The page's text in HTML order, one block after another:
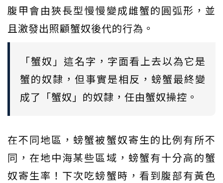
腹甲會由狹長型慢慢變成雌蟹的圓弧形，並
且激發出照顧蟹奴後代的行為。
「蟹奴」這名字，字面看上去以為它是
蟹的奴隸，但事實是相反，螃蟹最終變
成了「蟹奴」的奴隸，任由蟹奴操控。
在不同地區，螃蟹被蟹奴寄生的比例有所不
同，在地中海某些區域，螃蟹有十分高的蟹
奴寄生率！下次吃螃蟹時，看到腹部有黃色